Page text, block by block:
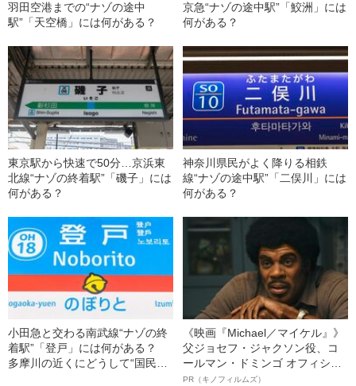
羽田空港までの“ナゾの途中
駅”「天空橋」には何がある？
京急“ナゾの途中駅”「鮫洲」には
何がある？
東京駅から快速で50分…京浜東
北線“ナゾの終着駅”「磯子」には
何がある？
神奈川県民がよく降りる相鉄
線“ナゾの途中駅”「二俣川」には
何がある？
小田急と交わる南武線“ナゾの終
着駅”「登戸」には何がある？
多摩川の近くにどうして“国民的
《映画『Michael／マイケル』》
父ジョセフ・ジャクソン役、コ
ールマン・ドミンゴ オフィシャ
ルインタビュー“観客を魅了した
PR（キノフィルムズ）